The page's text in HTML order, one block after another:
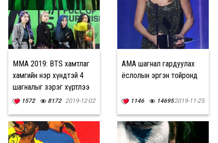
MMA 2019: BTS хамтлаг
хамгийн нэр хүндтэй 4
шагналыг зэрэг хүртлээ
1572 8172 2019-12-02
АМА шагнал гардуулах
ёслолын эргэн тойронд
1146 146952019-11-25